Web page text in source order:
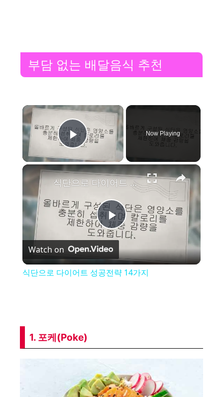
부담 없는 배달음식 추천
×
Play Video
Now Playing
×
P
l
V
i
식단으로 다이어트 성공전략 14가지
Watch on
식단으로 다이어트 성공전략 14가지
1. 포케(Poke)